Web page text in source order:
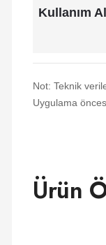
Kullanım
Not: Teknik
Uygulama
Ürün